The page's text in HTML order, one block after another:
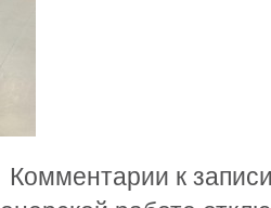
Комментарии к